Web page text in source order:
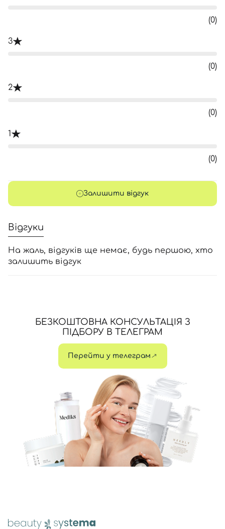
(0)
3
(0)
2
(0)
1
(0)
Залишити відгук
Відгуки
На жаль, відгуків ще немає, будь першою, хто
залишить відгук
БЕЗКОШТОВНА КОНСУЛЬТАЦІЯ З
ПІДБОРУ В ТЕЛЕГРАМ
Перейти у телеграм